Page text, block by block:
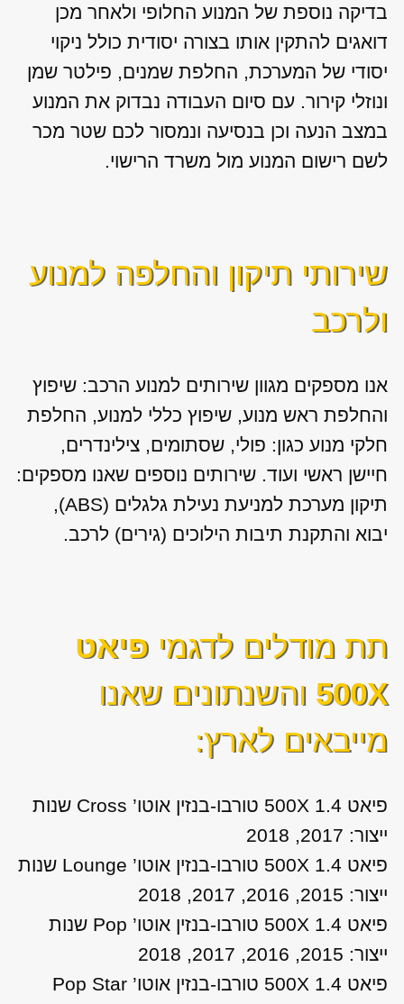
בדיקה נוספת של המנוע החלופי ולאחר מכן
דואגים להתקין אותו בצורה יסודית כולל ניקוי
יסודי של המערכת, החלפת שמנים, פילטר שמן
ונוזלי קירור. עם סיום העבודה נבדוק את המנוע
במצב הנעה וכן בנסיעה ונמסור לכם שטר מכר
לשם רישום המנוע מול משרד הרישוי.
שירותי תיקון והחלפה למנוע
ולרכב
אנו מספקים מגוון שירותים למנוע הרכב: שיפוץ
והחלפת ראש מנוע, שיפוץ כללי למנוע, החלפת
חלקי מנוע כגון: פולי, שסתומים, צילינדרים,
חיישן ראשי ועוד. שירותים נוספים שאנו מספקים:
תיקון מערכת למניעת נעילת גלגלים (ABS),
יבוא והתקנת תיבות הילוכים (גירים) לרכב.
תת מודלים לדגמי פיאט
500Xוהשנתונים שאנו
מייבאים לארץ:
פיאט 500X 1.4 טורבו-בנזין אוטו’ Cross שנות
ייצור: 2017, 2018
פיאט 500X 1.4 טורבו-בנזין אוטו’ Lounge שנות
ייצור: 2015, 2016, 2017, 2018
פיאט 500X 1.4 טורבו-בנזין אוטו’ Pop שנות
ייצור: 2015, 2016, 2017, 2018
פיאט 500X 1.4 טורבו-בנזין אוטו’ Pop Star